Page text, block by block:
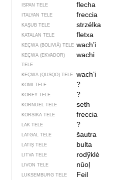
ISPAN TELE flecha
ITALYAN TELE freccia
KAŞUB TELE strzélka
KATALAN TELE fletxa
KEÇWA (BOLIVIÄ) TELE wach’i
KEÇWA (EKVADOR)
TELE
wachi
KEÇWA (QUSQO) TELE wach’i
KOMI TELE ?
KOREY TELE ?
KORNUEL TELE seth
KORSIKA TELE freccia
LAK TELE ?
LATGAL TELE šautra
LATIŞ TELE bulta
LITVA TELE rodỹklė
LIVON TELE nūoļ
LUKSEMBURG TELE Feil